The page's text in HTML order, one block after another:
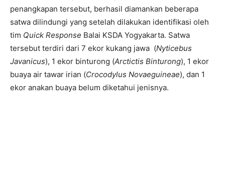
penangkapan tersebut, berhasil diamankan beberapa
satwa dilindungi yang setelah dilakukan identifikasi oleh
tim Quick Response Balai KSDA Yogyakarta. Satwa
tersebut terdiri dari 7 ekor kukang jawa (Nyticebus
Javanicus), 1 ekor binturong (Arctictis Binturong), 1 ekor
buaya air tawar irian (Crocodylus Novaeguineae), dan 1
ekor anakan buaya belum diketahui jenisnya.